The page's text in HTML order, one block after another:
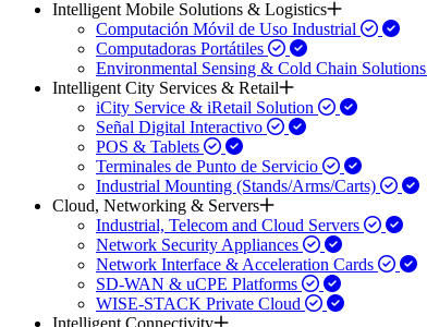
Intelligent Mobile Solutions & Logistics
Computación Móvil de Uso Industrial
Computadoras Portátiles
Environmental Sensing & Cold Chain Solutions
Intelligent City Services & Retail
iCity Service & iRetail Solution
Señal Digital Interactivo
POS & Tablets
Terminales de Punto de Servicio
Industrial Mounting (Stands/Arms/Carts)
Cloud, Networking & Servers
Industrial, Telecom and Cloud Servers
Network Security Appliances
Network Interface & Acceleration Cards
SD-WAN & uCPE Platforms
WISE-STACK Private Cloud
Intelligent Connectivity